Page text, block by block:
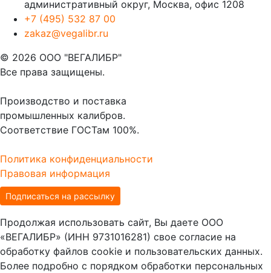
административный округ, Москва, офис 1208
+7 (495) 532 87 00
zakaz@vegalibr.ru
© 2026 ООО "ВЕГАЛИБР"
Все права защищены.
Производство и поставка
промышленных калибров.
Соответствие ГОСТам 100%.
Политика конфиденциальности
Правовая информация
Подписаться на рассылку
Продолжая использовать сайт, Вы даете ООО
«ВЕГАЛИБР» (ИНН 9731016281) свое согласие на
обработку файлов cookie и пользовательских данных.
Более подробно с порядком обработки персональных